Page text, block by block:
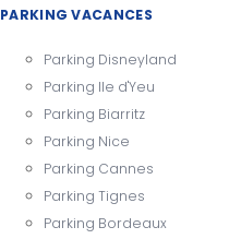
PARKING VACANCES
Parking Disneyland
Parking Ile d'Yeu
Parking Biarritz
Parking Nice
Parking Cannes
Parking Tignes
Parking Bordeaux